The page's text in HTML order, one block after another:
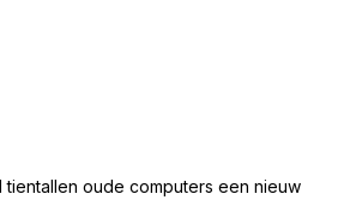
tientallen oude computers een nieuw